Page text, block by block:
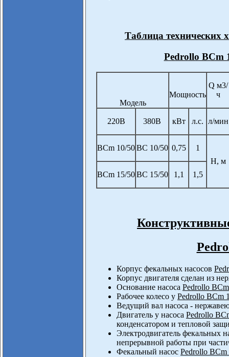
Таблица технических
Pedrollo BCm
Модель
Мощность
Q м3/
ч
220В 380В кВт л.с. л/мин
BCm 10/50BC 10/50 0,75
1
Н, м
BCm 15/50BC 15/50 1,1 1,5
Корпус фекальных насосов
Корпус двигателя сделан из
Основание насоса Pedrollo
Рабочее колесо у Pedrollo BCm
Ведущий вал насоса -
Двигатель у насоса Pedrollo
конденсатором и тепловой
Электродвигатель фекальных
непрерывной работы при
Фекальный насос Pedrollo BCm